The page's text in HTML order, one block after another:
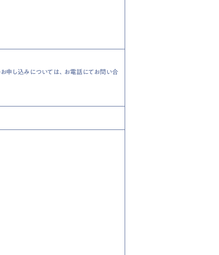
申し込みについては、お電話にてお問い合